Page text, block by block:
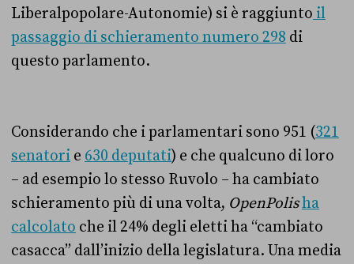
Liberalpopolare-Autonomie) si è raggiunto il
passaggio di schieramento numero 298 di
questo parlamento.
Considerando che i parlamentari sono 951 (321
senatori e 630 deputati) e che qualcuno di loro
– ad esempio lo stesso Ruvolo – ha cambiato
schieramento più di una volta, OpenPolisha
calcolato che il 24% degli eletti ha “cambiato
casacca” dall’inizio della legislatura. Una media